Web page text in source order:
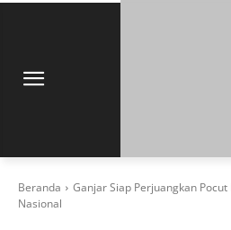
Beranda
Ganjar Siap Perjuangkan
Nasional